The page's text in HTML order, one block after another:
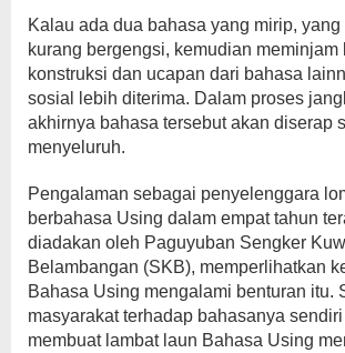
Kalau ada dua bahasa yang mirip,
kurang bergengsi, kemudian meminjam
konstruksi dan ucapan dari bahasa
sosial lebih diterima. Dalam proses
akhirnya bahasa tersebut akan diserap
menyeluruh.
Pengalaman sebagai penyelenggara
berbahasa Using dalam empat tahun
diadakan oleh Paguyuban Sengker
Belambangan (SKB), memperlihatkan
Bahasa Using mengalami benturan itu.
masyarakat terhadap bahasanya
membuat lambat laun Bahasa Using